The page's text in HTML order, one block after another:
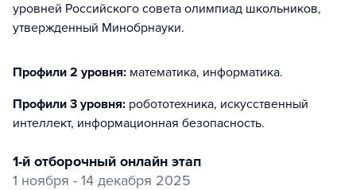
уровней Российского совета олимпиад школьников,
утвержденный Минобрнауки.
Профили 2 уровня: математика, информатика.
Профили 3 уровня: робототехника, искусственный
интеллект, информационная безопасность.
1-й отборочный онлайн этап
1 ноября - 14 декабря 2025